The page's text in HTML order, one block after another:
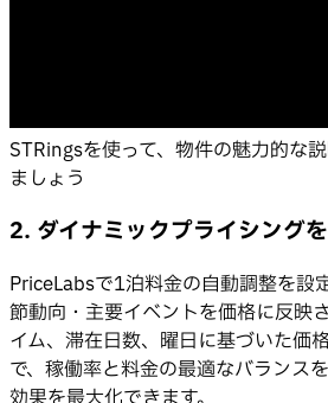
STRingsを使って、物件の魅力的な
ましょう
2. ダイナミックプライシング
PriceLabsで1泊料金の自動調整を設
節動向・主要イベントを価格に反映
イム、滞在日数、曜日に基づいた価
で、稼働率と料金の最適なバランス